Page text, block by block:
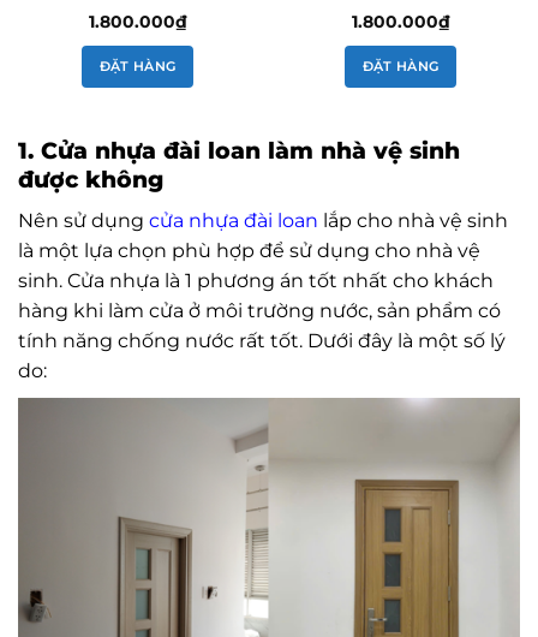
1.800.000₫
ĐẶT HÀNG
1.800.000₫
ĐẶT HÀNG
1. Cửa nhựa đài loan làm nhà vệ sinh
được không
Nên sử dụng cửa nhựa đài loan lắp cho nhà vệ sinh
là một lựa chọn phù hợp để sử dụng cho nhà vệ
sinh. Cửa nhựa là 1 phương án tốt nhất cho khách
hàng khi làm cửa ở môi trường nước, sản phẩm có
tính năng chống nước rất tốt. Dưới đây là một số lý
do: